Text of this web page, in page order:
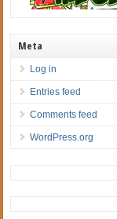
Meta
Log in
Entries feed
Comments feed
WordPress.org